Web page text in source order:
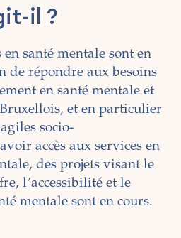
il ?
santé mentale sont en
de répondre aux besoins
en santé mentale et
et en particulier
socio-
accès aux services en
des projets visant le
l’accessibilité et le
mentale sont en cours.